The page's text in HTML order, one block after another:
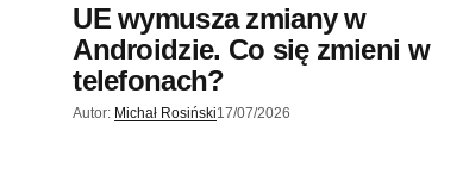
UE wymusza zmiany w
Androidzie. Co się zmieni w
telefonach?
Autor: Michał Rosiński17/07/2026